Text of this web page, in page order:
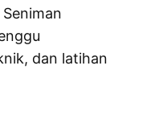
dan latihan